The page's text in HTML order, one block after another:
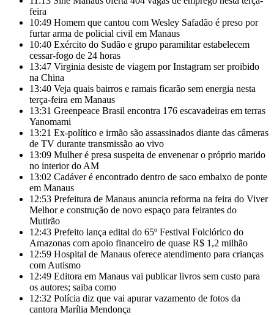
feira
10:49 Homem que cantou com Wesley Safadão é preso por
furtar arma de policial civil em Manaus
10:40 Exército do Sudão e grupo paramilitar estabelecem
cessar-fogo de 24 horas
13:47 Virginia desiste de viagem por Instagram ser proibido
na China
13:40 Veja quais bairros e ramais ficarão sem energia nesta
terça-feira em Manaus
13:31 Greenpeace Brasil encontra 176 escavadeiras em terras
Yanomami
13:21 Ex-político e irmão são assassinados diante das câmeras
de TV durante transmissão ao vivo
13:09 Mulher é presa suspeita de envenenar o próprio marido
no interior do AM
13:02 Cadáver é encontrado dentro de saco embaixo de ponte
em Manaus
12:53 Prefeitura de Manaus anuncia reforma na feira do Viver
Melhor e construção de novo espaço para feirantes do
Mutirão
12:43 Prefeito lança edital do 65º Festival Folclórico do
Amazonas com apoio financeiro de quase R$ 1,2 milhão
12:59 Hospital de Manaus oferece atendimento para crianças
com Autismo
12:49 Editora em Manaus vai publicar livros sem custo para
os autores; saiba como
12:32 Polícia diz que vai apurar vazamento de fotos da
cantora Marília Mendonça